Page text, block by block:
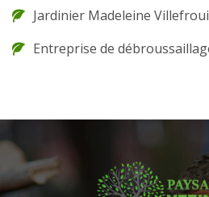
Jardinier Madeleine
Entreprise de